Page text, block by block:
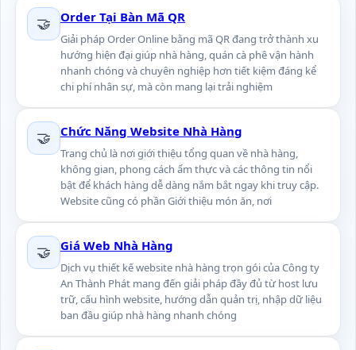
🤝 Order Tại Bàn Mã QR
Giải pháp Order Online bằng mã QR đang trở thành xu
hướng hiện đại giúp nhà hàng, quán cà phê vận hành
nhanh chóng và chuyên nghiệp hơn tiết kiệm đáng kể
chi phí nhân sự, mà còn mang lại trải nghiệm
🤝 Chức Năng Website Nhà Hàng
Trang chủ là nơi giới thiệu tổng quan về nhà hàng,
không gian, phong cách ẩm thực và các thông tin nổi
bật để khách hàng dễ dàng nắm bắt ngay khi truy cập.
Website cũng có phần Giới thiệu món ăn, nơi
🤝 Giá Web Nhà Hàng
Dịch vụ thiết kế website nhà hàng trọn gói của Công ty
An Thành Phát mang đến giải pháp đầy đủ từ host lưu
trữ, cấu hình website, hướng dẫn quản trị, nhập dữ liệu
ban đầu giúp nhà hàng nhanh chóng